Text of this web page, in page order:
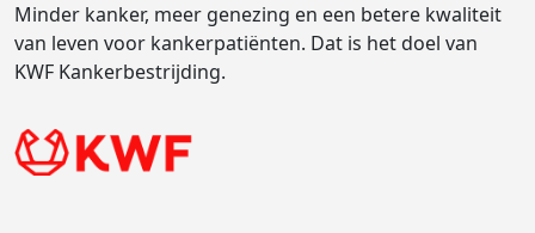
Minder kanker, meer genezing en een betere kwaliteit
van leven voor kankerpatiënten. Dat is het doel van
KWF Kankerbestrijding.